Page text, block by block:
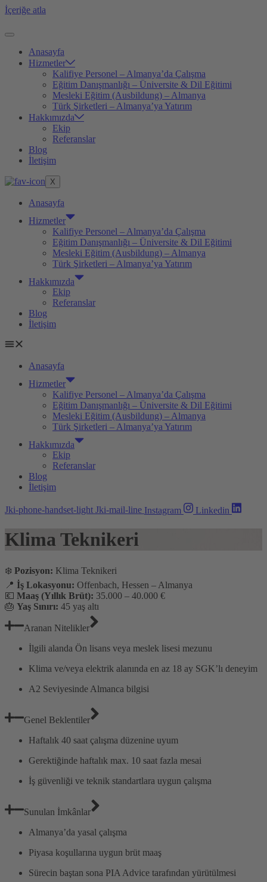
İçeriğe atla
Anasayfa
Hizmetler
Kalifiye Personel – Almanya’da Çalışma
Eğitim Danışmanlığı – Üniversite & Dil Eğitimi
Mesleki Eğitim (Ausbildung) – Almanya
Türk Şirketleri – Almanya’ya Yatırım
Hakkımızda
Ekip
Referanslar
Blog
İletişim
X
Anasayfa
Hizmetler
Kalifiye Personel – Almanya’da Çalışma
Eğitim Danışmanlığı – Üniversite & Dil Eğitimi
Mesleki Eğitim (Ausbildung) – Almanya
Türk Şirketleri – Almanya’ya Yatırım
Hakkımızda
Ekip
Referanslar
Blog
İletişim
Anasayfa
Hizmetler
Kalifiye Personel – Almanya’da Çalışma
Eğitim Danışmanlığı – Üniversite & Dil Eğitimi
Mesleki Eğitim (Ausbildung) – Almanya
Türk Şirketleri – Almanya’ya Yatırım
Hakkımızda
Ekip
Referanslar
Blog
İletişim
Jki-phone-handset-light Jki-mail-line Instagram Linkedin
Klima Teknikeri
❄️ Pozisyon: Klima Teknikeri
📍 İş Lokasyonu: Offenbach, Hessen – Almanya
💶 Maaş (Yıllık Brüt): 35.000 – 40.000 €
🎂 Yaş Sınırı: 45 yaş altı
Aranan Nitelikler
İlgili alanda Ön lisans veya meslek lisesi mezunu
Klima ve/veya elektrik alanında en az 18 ay SGK’lı deneyim
A2 Seviyesinde Almanca bilgisi
Genel Beklentiler
Haftalık 40 saat çalışma düzenine uyum
Gerektiğinde haftalık max. 10 saat fazla mesai
İş güvenliği ve teknik standartlara uygun çalışma
Sunulan İmkânlar
Almanya’da yasal çalışma
Piyasa koşullarına uygun brüt maaş
Sürecin baştan sona PIA Advice tarafından yürütülmesi